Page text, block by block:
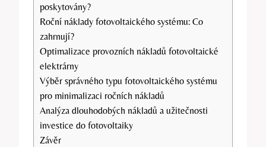
poskytovány?
Roční náklady fotovoltaického systému: Co
zahrnují?
Optimalizace provozních nákladů fotovoltaické
elektrárny
Výběr správného typu fotovoltaického systému
pro minimalizaci ročních nákladů
Analýza dlouhodobých nákladů a užitečnosti
investice do fotovoltaiky
Závěr